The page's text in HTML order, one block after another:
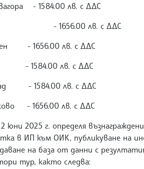
- 1584.00 лв. с ДДС
- 1656.00 лв. с ДДС
- 1656.00 лв. с ДДС
- 1584.00 лв. с ДДС
- 1584.00 лв. с ДДС
- 1656.00 лв. с ДДС
2025 г. определя
в ИП към ОИК, публикуване на
на база от данни с
тур, както следва: